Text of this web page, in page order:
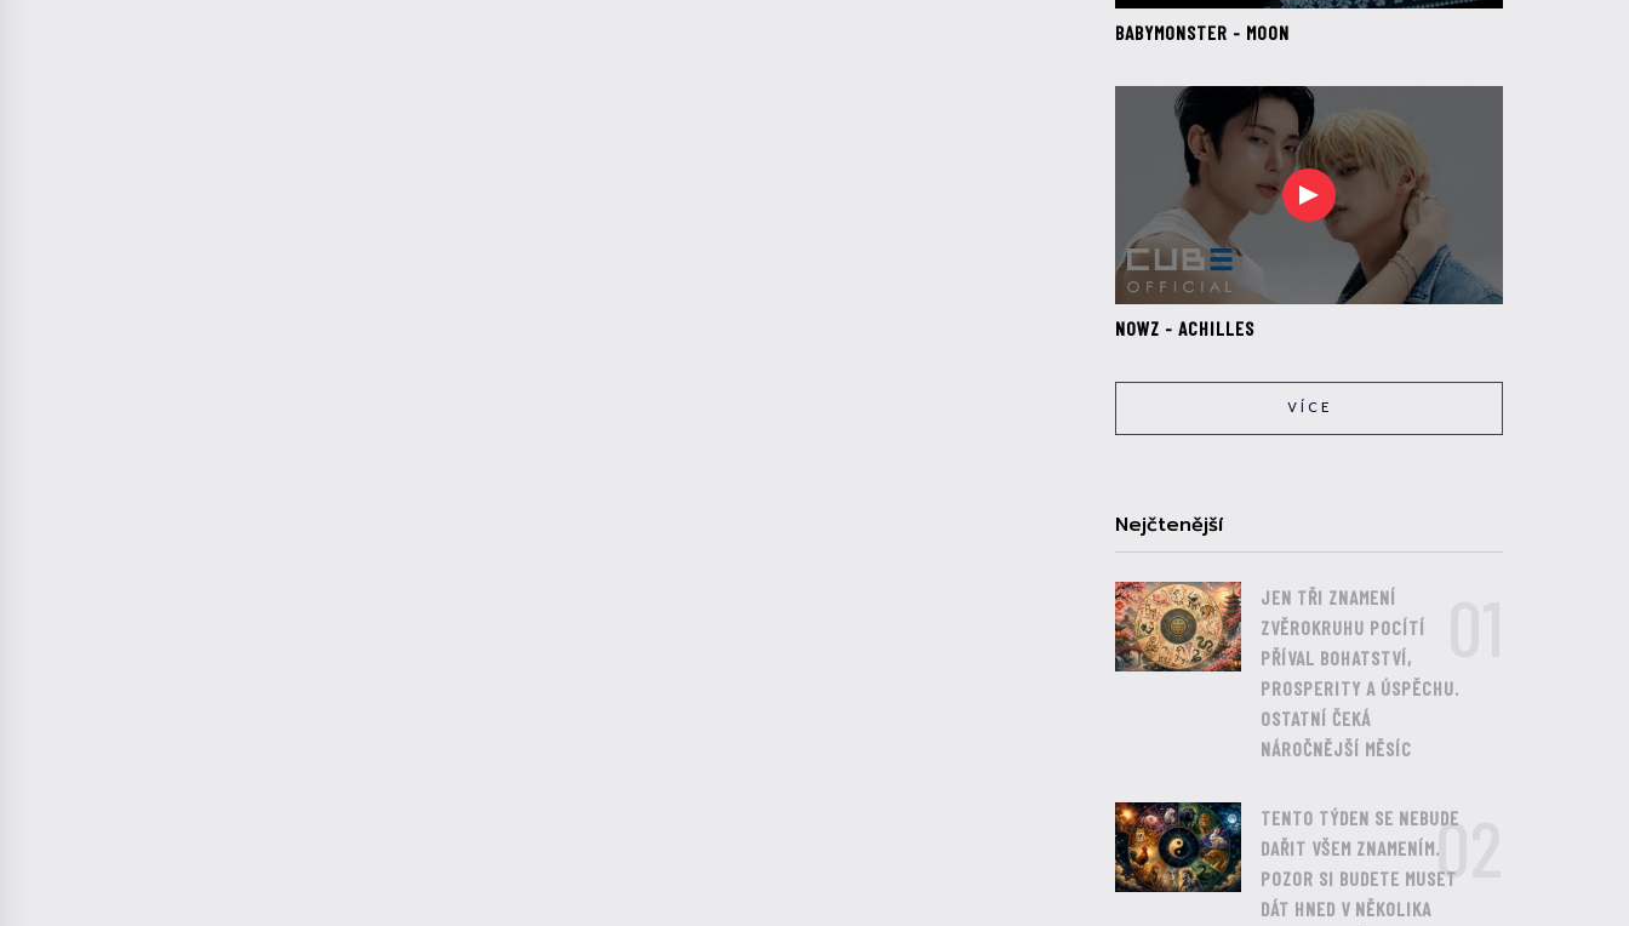
BABYMONSTER - MOON
NOWZ - ACHILLES
VÍCE
Nejčtenější
JEN TŘI ZNAMENÍ
ZVĚROKRUHU POCÍTÍ
PŘÍVAL BOHATSTVÍ,
PROSPERITY A ÚSPĚCHU.
OSTATNÍ ČEKÁ
NÁROČNĚJŠÍ MĚSÍC
TENTO TÝDEN SE NEBUDE
DAŘIT VŠEM ZNAMENÍM.
POZOR SI BUDETE MUSET
DÁT HNED V NĚKOLIKA
02